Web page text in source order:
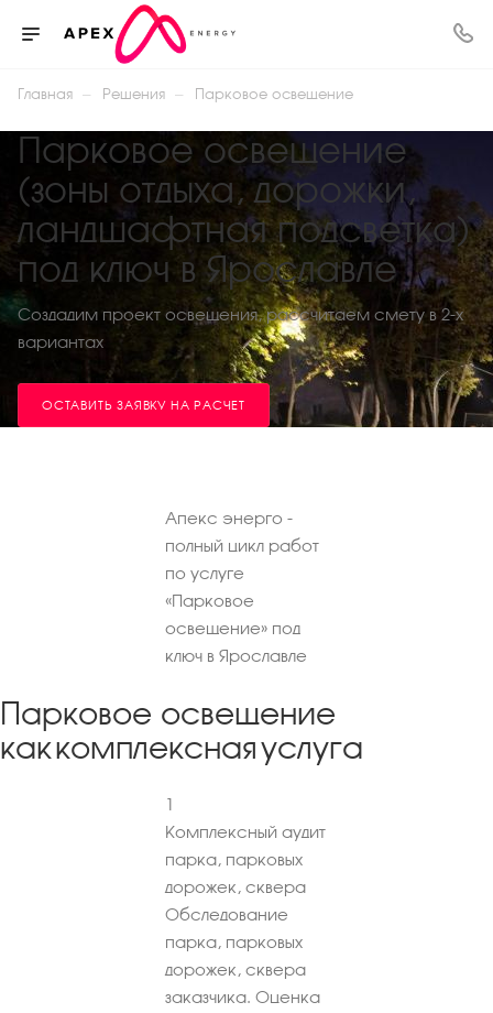
Главная — Решения — Парковое освещение
Парковое освещение
(зоны отдыха, дорожки,
ландшафтная подсветка)
под ключ в Ярославле
Создадим проект освещения, рассчитаем смету в 2-х
вариантах
ОСТАВИТЬ ЗАЯВКУ НА РАСЧЕТ
Апекс энерго -
полный цикл работ
по услуге
«Парковое
освещение» под
ключ в Ярославле
Парковое освещение
как комплексная услуга
1
Комплексный аудит
парка, парковых
дорожек, сквера
Обследование
парка, парковых
дорожек, сквера
заказчика. Оценка